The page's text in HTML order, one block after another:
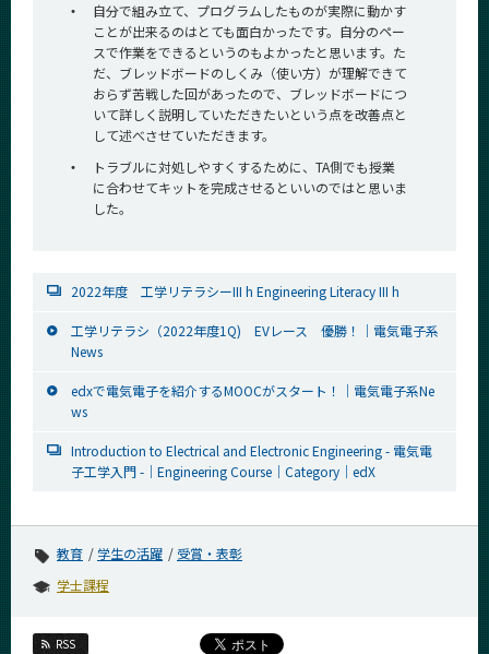
・
自分で組み立て、プログラムしたものが実際に動かす
ことが出来るのはとても面白かったです。自分のペー
スで作業をできるというのもよかったと思います。た
だ、ブレッドボードのしくみ（使い方）が理解できて
おらず苦戦した回があったので、ブレッドボードにつ
いて詳しく説明していただきたいという点を改善点と
して述べさせていただきます。
・
トラブルに対処しやすくするために、TA側でも授業
に合わせてキットを完成させるといいのではと思いま
した。
2022年度 工学リテラシーIII h Engineering Literacy III h
工学リテラシ（2022年度1Q) EVレース 優勝！｜電気電子系
News
edxで電気電子を紹介するMOOCがスタート！｜電気電子系Ne
ws
Introduction to Electrical and Electronic Engineering - 電気電
子工学入門 -｜Engineering Course｜Category｜edX
教育 学生の活躍
受賞・表彰
学士課程
RSS